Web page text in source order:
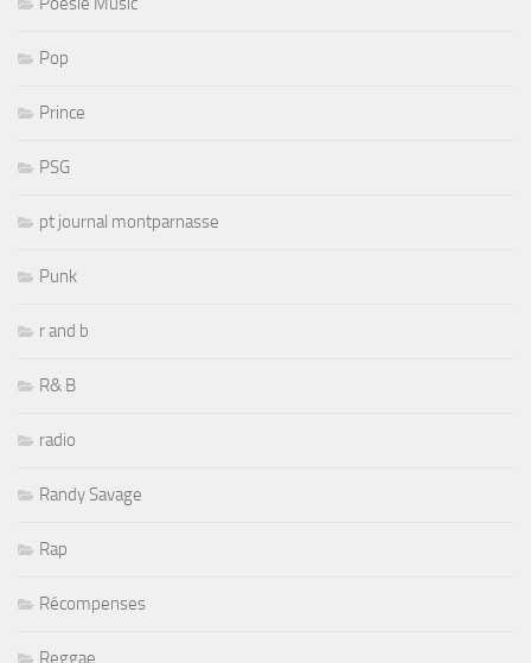
Pop
Prince
PSG
pt journal montparnasse
Punk
r and b
R& B
radio
Randy Savage
Rap
Récompenses
Reggae